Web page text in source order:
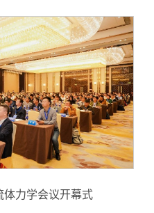
力学会议开幕式